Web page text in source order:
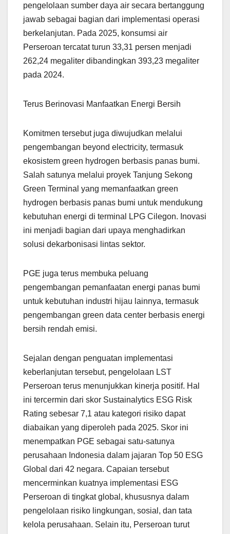
pengelolaan sumber daya air secara bertanggung
jawab sebagai bagian dari implementasi operasi
berkelanjutan. Pada 2025, konsumsi air
Perseroan tercatat turun 33,31 persen menjadi
262,24 megaliter dibandingkan 393,23 megaliter
pada 2024.
Terus Berinovasi Manfaatkan Energi Bersih
Komitmen tersebut juga diwujudkan melalui
pengembangan beyond electricity, termasuk
ekosistem green hydrogen berbasis panas bumi.
Salah satunya melalui proyek Tanjung Sekong
Green Terminal yang memanfaatkan green
hydrogen berbasis panas bumi untuk mendukung
kebutuhan energi di terminal LPG Cilegon. Inovasi
ini menjadi bagian dari upaya menghadirkan
solusi dekarbonisasi lintas sektor.
PGE juga terus membuka peluang
pengembangan pemanfaatan energi panas bumi
untuk kebutuhan industri hijau lainnya, termasuk
pengembangan green data center berbasis energi
bersih rendah emisi.
Sejalan dengan penguatan implementasi
keberlanjutan tersebut, pengelolaan LST
Perseroan terus menunjukkan kinerja positif. Hal
ini tercermin dari skor Sustainalytics ESG Risk
Rating sebesar 7,1 atau kategori risiko dapat
diabaikan yang diperoleh pada 2025. Skor ini
menempatkan PGE sebagai satu-satunya
perusahaan Indonesia dalam jajaran Top 50 ESG
Global dari 42 negara. Capaian tersebut
mencerminkan kuatnya implementasi ESG
Perseroan di tingkat global, khususnya dalam
pengelolaan risiko lingkungan, sosial, dan tata
kelola perusahaan. Selain itu, Perseroan turut